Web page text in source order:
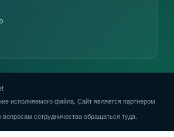
исполняемого файла. Сайт является партнером
вопросам сотрудничества обращаться туда.